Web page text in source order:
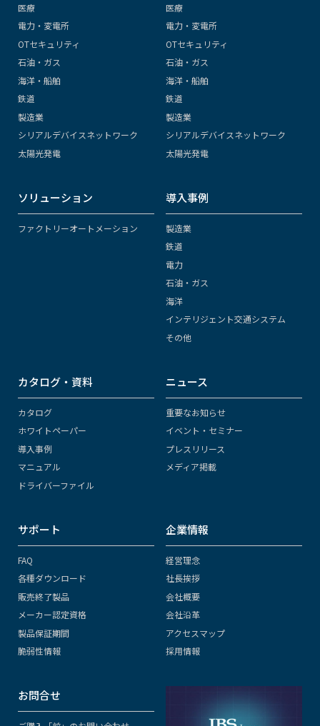
医療
電力・変電所
OTセキュリティ
石油・ガス
海洋・船舶
鉄道
製造業
シリアルデバイスネットワーク
太陽光発電
医療
電力・変電所
OTセキュリティ
石油・ガス
海洋・船舶
鉄道
製造業
シリアルデバイスネットワーク
太陽光発電
ソリューション
ファクトリーオートメーション
導入事例
製造業
鉄道
電力
石油・ガス
海洋
インテリジェント交通システム
その他
カタログ・資料
カタログ
ホワイトペーパー
導入事例
マニュアル
ドライバーファイル
ニュース
重要なお知らせ
イベント・セミナー
プレスリリース
メディア掲載
サポート
FAQ
各種ダウンロード
販売終了製品
メーカー認定資格
製品保証期間
脆弱性情報
企業情報
経営理念
社長挨拶
会社概要
会社沿革
アクセスマップ
採用情報
お問合せ